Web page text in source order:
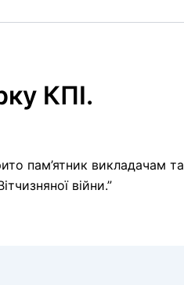
КПІ.
пам’ятник викладачам та
війни.”